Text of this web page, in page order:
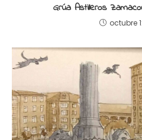
Grúa Astilleros
octubre